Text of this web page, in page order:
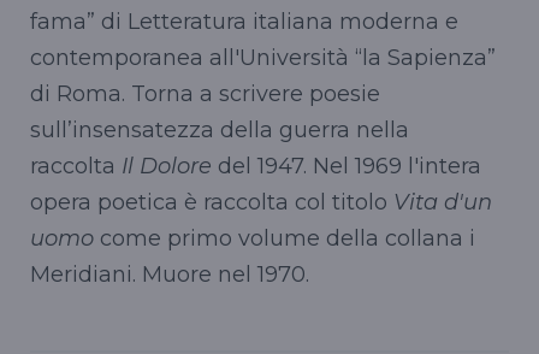
fama” di Letteratura italiana moderna e
contemporanea all'Università “la Sapienza”
di Roma. Torna a scrivere poesie
sull’insensatezza della guerra nella
raccolta Il Dolore del 1947. Nel 1969 l'intera
opera poetica è raccolta col titolo Vita d'un
uomo come primo volume della collana i
Meridiani. Muore nel 1970.